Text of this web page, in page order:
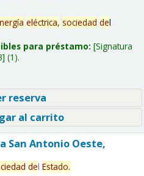
eléctrica, sociedad del
para préstamo: Signatura
(1).
reserva
al carrito
San Antonio Oeste,
del Estado.